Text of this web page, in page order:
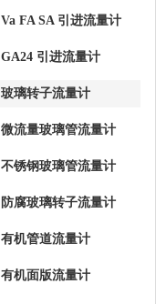
Va FA SA 引进流量计
GA24 引进流量计
玻璃转子流量计
微流量玻璃管流量计
不锈钢玻璃管流量计
防腐玻璃转子流量计
有机管道流量计
有机面版流量计